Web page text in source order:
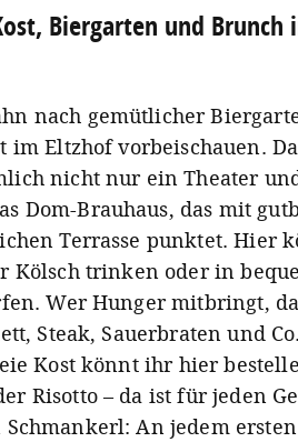
Biergarten und Brunch
nach gemütlicher
im Eltzhof vorbeischauen.
nicht nur ein Theater
Dom-Brauhaus, das mit
Terrasse punktet. Hier
Kölsch trinken oder in
Wer Hunger mitbringt,
Steak, Sauerbraten und
Kost könnt ihr hier
Risotto – da ist für jeden
Schmankerl: An jedem